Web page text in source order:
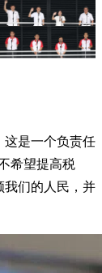
这是一个负责任
希望提高税
我们的人民，并